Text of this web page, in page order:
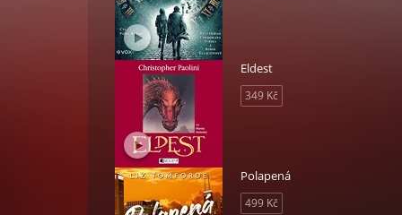
Eldest
349 Kč
Polapená
499 Kč